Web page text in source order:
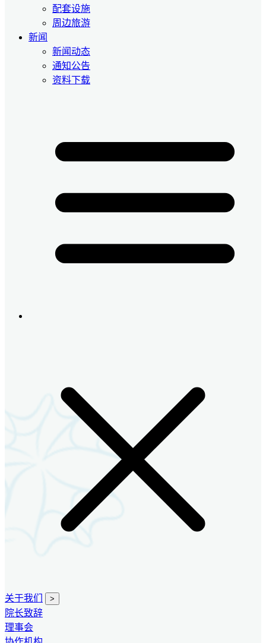
配套设施
周边旅游
新闻
新闻动态
通知公告
资料下载
关于我们 >
院长致辞
理事会